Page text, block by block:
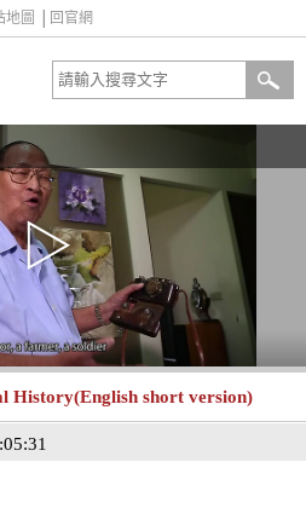
地圖 回官網
History(English short version)